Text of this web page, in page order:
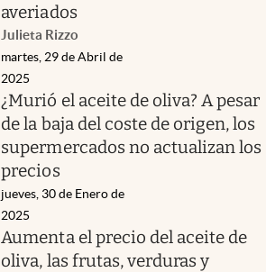
averiados
Julieta Rizzo
martes, 29 de Abril de
2025
¿Murió el aceite de oliva? A pesar
de la baja del coste de origen, los
supermercados no actualizan los
precios
jueves, 30 de Enero de
2025
Aumenta el precio del aceite de
oliva, las frutas, verduras y